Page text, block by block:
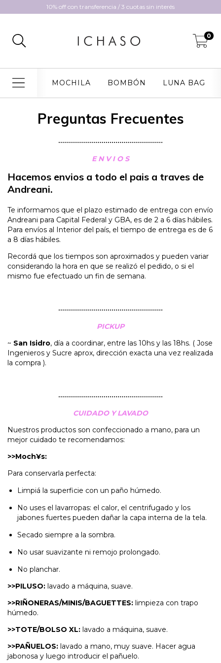
10% off con transferencia / 3 cuotas sin interés
0
MOCHILA BOMBÓN LUNA BAG
Preguntas Frecuentes
•••••••••••••••••••••••••••••••••••••••••••••••••••••
E N V I O S
Hacemos envios a todo el pais a traves de
Andreani.
Te informamos que el plazo estimado de entrega con envío
Andreani para Capital Federal y GBA, es de 2 a 6 días hábiles.
Para envíos al Interior del país, el tiempo de entrega es de 6
a 8 días hábiles.
Recordá que los tiempos son aproximados y pueden variar
considerando la hora en que se realizó el pedido, o si el
mismo fue efectuado un fin de semana.
•••••••••••••••••••••••••••••••••••••••••••••••••••••
PICKUP
~ San Isidro, día a coordinar, entre las 10hs y las 18hs. ( Jose
Ingenieros y Sucre aprox, dirección exacta una vez realizada
la compra ).
•••••••••••••••••••••••••••••••••••••••••••••••••••••
CUIDADO Y LAVADO
Nuestros productos son confeccionado a mano, para un
mejor cuidado te recomendamos:
>>Moch¥s:
Para conservarla perfecta:
Limpiá la superficie con un paño húmedo.
No uses el lavarropas: el calor, el centrifugado y los
jabones fuertes pueden dañar la capa interna de la tela.
Secado siempre a la sombra.
No usar suavizante ni remojo prolongado.
No planchar.
>>PILUSO: lavado a máquina, suave.
>>RIÑONERAS/MINIS/BAGUETTES: limpieza con trapo
húmedo.
>>TOTE/BOLSO XL: lavado a máquina, suave.
>>PAÑUELOS: lavado a mano, muy suave. Hacer agua
jabonosa y luego introducir el pañuelo.